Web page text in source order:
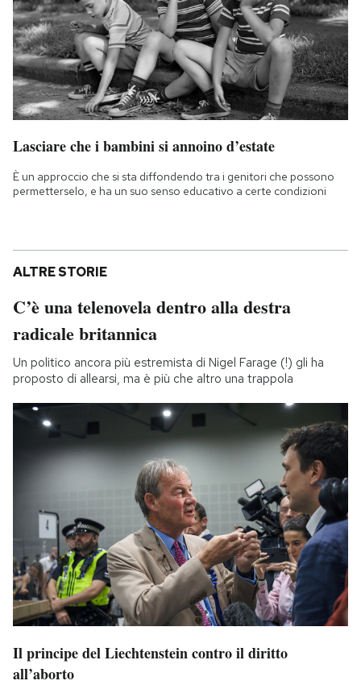
Lasciare che i bambini si annoino d’estate
È un approccio che si sta diffondendo tra i genitori che possono
permetterselo, e ha un suo senso educativo a certe condizioni
ALTRE STORIE
C’è una telenovela dentro alla destra
radicale britannica
Un politico ancora più estremista di Nigel Farage (!) gli ha
proposto di allearsi, ma è più che altro una trappola
Il principe del Liechtenstein contro il diritto
all’aborto